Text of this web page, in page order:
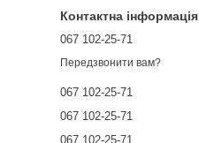
Контактна інформація
067 102-25-71
Передзвонити вам?
067 102-25-71
067 102-25-71
067 102-25-71